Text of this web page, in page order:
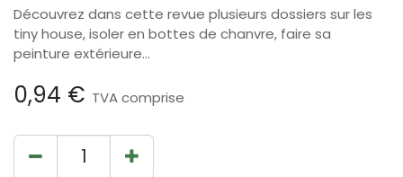
Découvrez dans cette revue plusieurs dossiers sur les
tiny house, isoler en bottes de chanvre, faire sa
peinture extérieure...
0,94 € TVA comprise